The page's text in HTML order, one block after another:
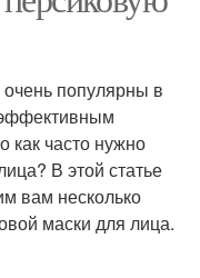
популярны в
как часто нужно
В этой статье
вам несколько
маски для лица.